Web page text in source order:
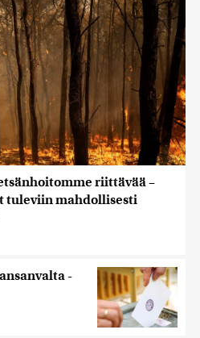
riittävää –
tuleviin mahdollisesti
-